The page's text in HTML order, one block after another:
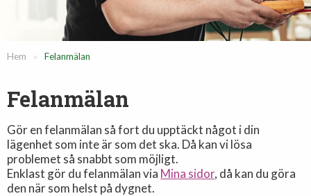
Hem » Felanmälan
Felanmälan
Gör en felanmälan så fort du upptäckt något i din
lägenhet som inte är som det ska. Då kan vi lösa
problemet så snabbt som möjligt.
Enklast gör du felanmälan via Mina sidor, då kan du göra
den när som helst på dygnet.